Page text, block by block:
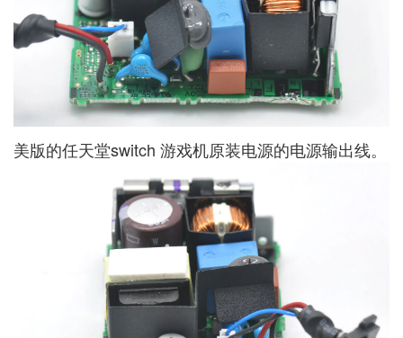
美版的任天堂switch 游戏机原装电源的电源输出线。